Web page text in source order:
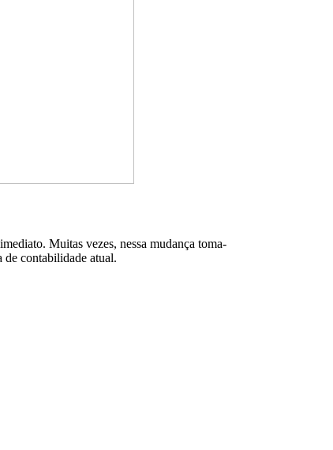
Muitas vezes, nessa mudança toma-
de contabilidade atual.